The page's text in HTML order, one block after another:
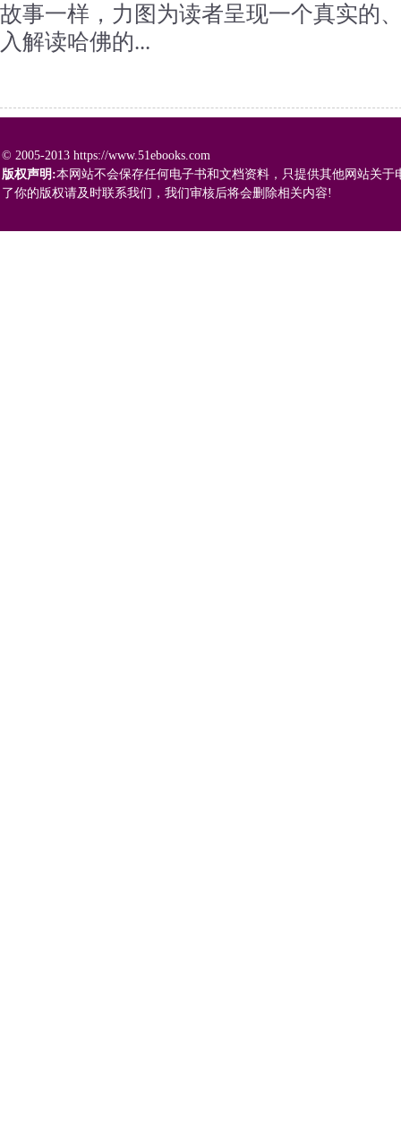
故事一样，力图为读者呈现一个真实的
入解读哈佛的...
© 2005-2013 https://www.51ebooks.com
版权声明:本网站不会保存任何电子书和文档资料，只提供其他网站关
了你的版权请及时联系我们，我们审核后将会删除相关内容!